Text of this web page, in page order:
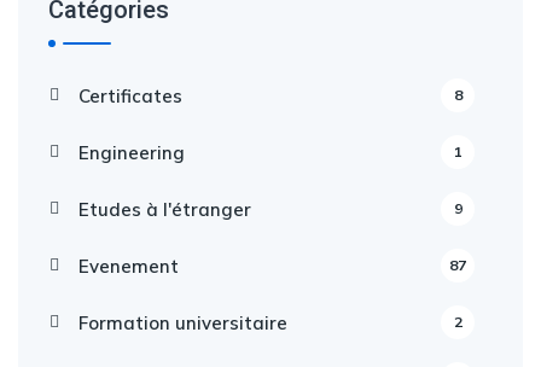
Catégories
Certificates 8
Engineering 1
Etudes à l'étranger 9
Evenement 87
Formation universitaire 2